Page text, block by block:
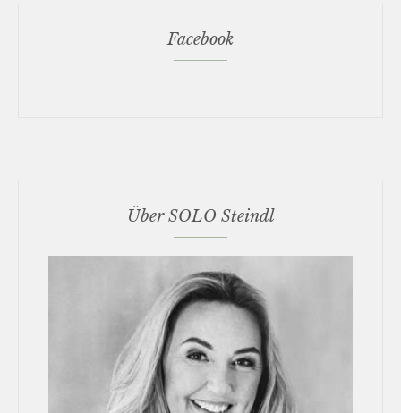
Facebook
Über SOLO Steindl